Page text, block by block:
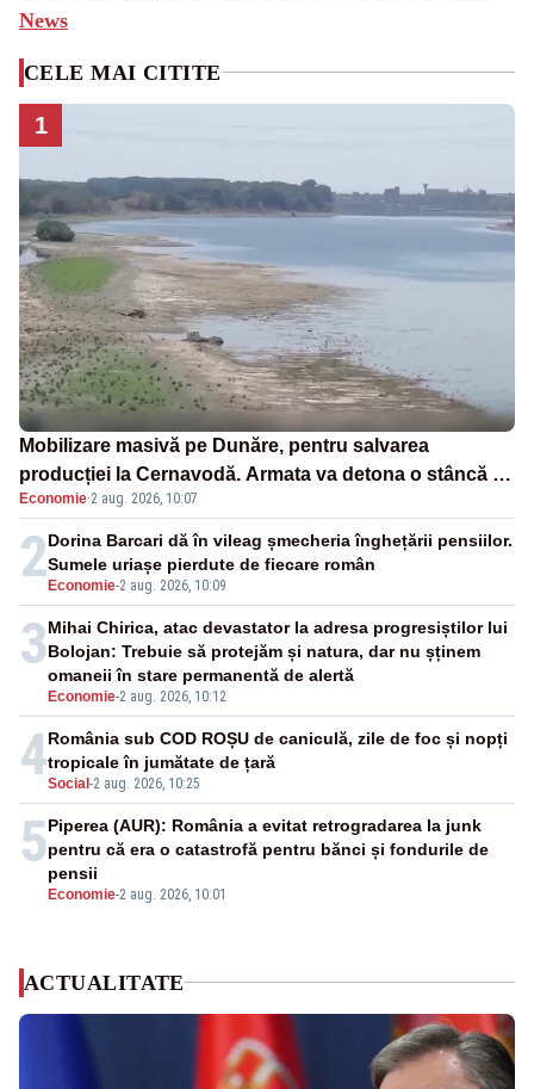
News
CELE MAI CITITE
1
Mobilizare masivă pe Dunăre, pentru salvarea
producției la Cernavodă. Armata va detona o stâncă și
va devia apa fluviului - IMAGINI AERIENE
Economie·2 aug. 2026, 10:07
2 Economie-2 aug. 2026, 10:09
Dorina Barcari dă în vileag șmecheria înghețării pensiilor.
Sumele uriașe pierdute de fiecare român
3
Economie-2 aug. 2026, 10:12
Mihai Chirica, atac devastator la adresa progresiștilor lui
Bolojan: Trebuie să protejăm și natura, dar nu șținem
omaneii în stare permanentă de alertă
4Social -2 aug. 2026, 10:25
România sub COD ROȘU de caniculă, zile de foc și nopți
tropicale în jumătate de țară
5
Economie-2 aug. 2026, 10:01
Piperea (AUR): România a evitat retrogradarea la junk
pentru că era o catastrofă pentru bănci și fondurile de
pensii
ACTUALITATE